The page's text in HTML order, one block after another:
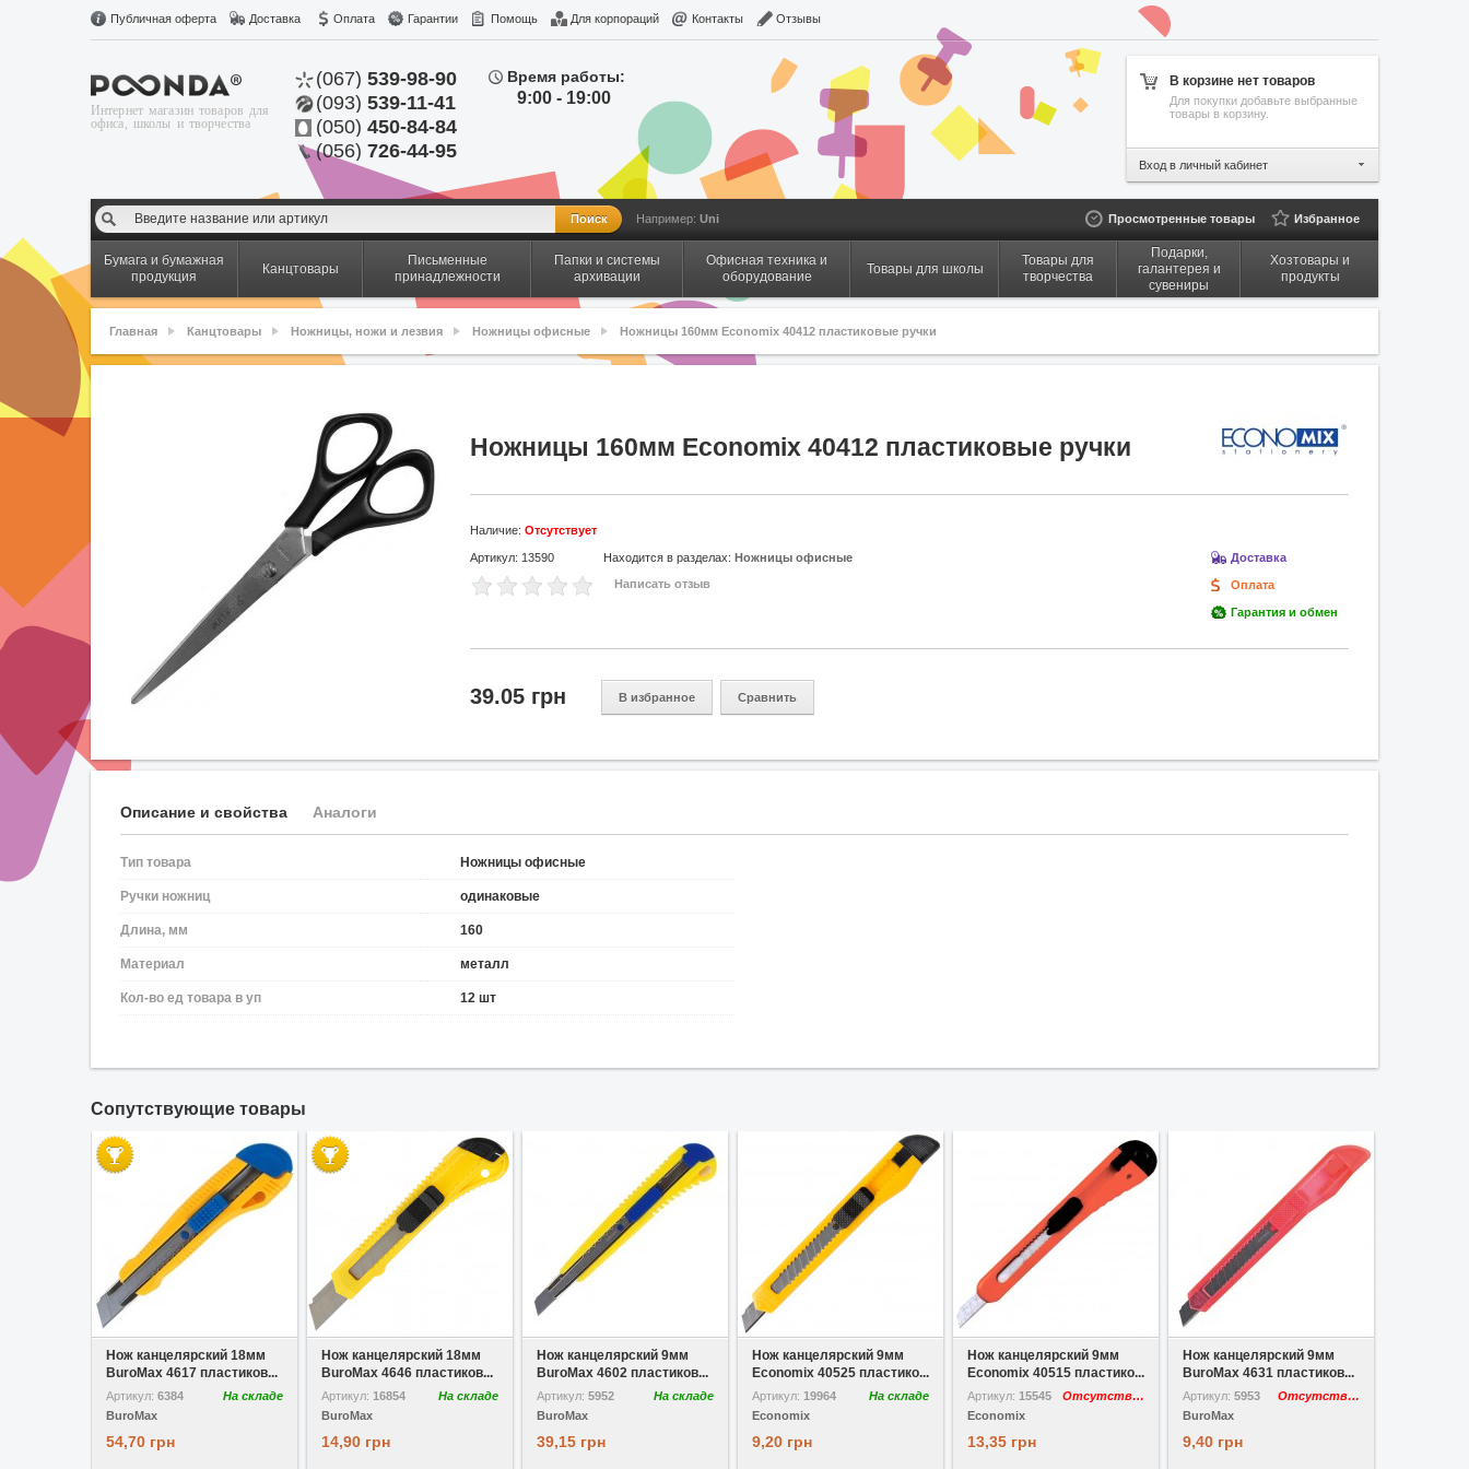
Публичная оферта Доставка Оплата Гарантии Помощь Для корпораций Контакты Отзывы
Интернет магазин товаров для
офиса, школы и творчества
(067) 539-98-90
(093) 539-11-41
(050) 450-84-84
(056) 726-44-95
Время работы:
9:00 - 19:00
В корзине нет товаров
Для покупки добавьте выбранные
товары в корзину.
Вход в личный кабинет
Например: Uni Просмотренные товары Избранное
Бумага и бумажная
продукция
Канцтовары
Письменные
принадлежности
Папки и системы
архивации
Офисная техника и
оборудование
Товары для школы
Товары для
творчества
Подарки,
галантерея и
сувениры
Хозтовары и
продукты
Главная Канцтовары Ножницы, ножи и лезвия Ножницы офисные Ножницы 160мм Economix 40412 пластиковые ручки
Ножницы 160мм Economix 40412 пластиковые ручки
Наличие: Отсутствует
Артикул: 13590 Доставка
Оплата
Гарантия и обмен
Находится в разделах: Ножницы офисные
Написать отзыв
В избранное Сравнить
39.05 грн
Описание и свойства Аналоги
Тип товара Ножницы офисные
Ручки ножниц одинаковые
Длина, мм 160
Материал металл
Кол-во ед товара в уп 12 шт
Cопутствующие товары
Нож канцелярский 18мм
BuroMax 4617 пластиков...
Артикул: 6384
На складе
BuroMax
54,70 грн
Нож канцелярский 18мм
BuroMax 4646 пластиков...
Артикул: 16854
На складе
BuroMax
14,90 грн
Нож канцелярский 9мм
BuroMax 4602 пластиков...
Артикул: 5952
На складе
BuroMax
39,15 грн
Нож канцелярский 9мм
Economix 40525 пластико...
Артикул: 19964
На складе
Economix
9,20 грн
Нож канцелярский 9мм
Economix 40515 пластико...
Артикул: 15545
Отсутствует
Economix
13,35 грн
Нож канцелярский 9мм
BuroMax 4631 пластиков...
Артикул: 5953
Отсутствует
BuroMax
9,40 грн